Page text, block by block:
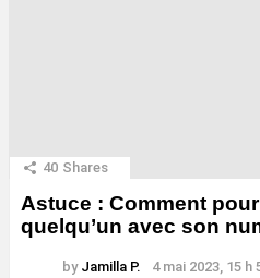
40 Shares
Astuce : Comment
quelqu’un avec son
by Jamilla P. 4 mai 2023, 15 h